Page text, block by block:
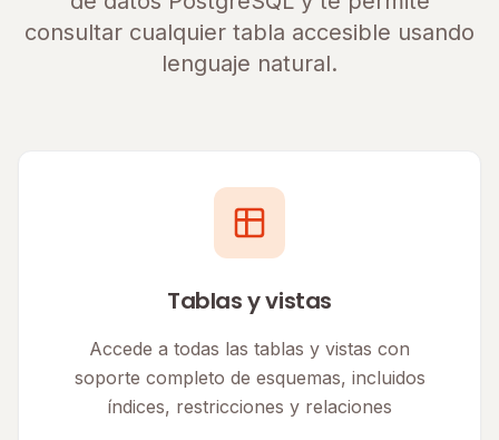
consultar cualquier tabla accesible usando
lenguaje natural.
Tablas y vistas
Accede a todas las tablas y vistas con
soporte completo de esquemas, incluidos
índices, restricciones y relaciones